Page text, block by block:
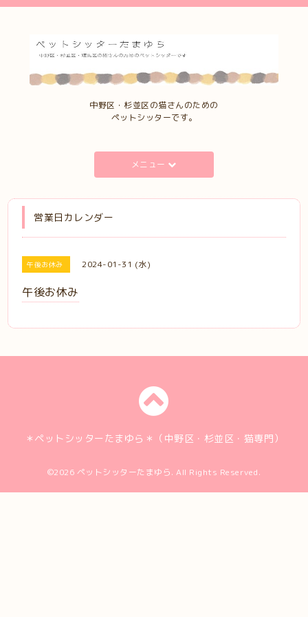
中野区・杉並区の猫さんのための
ペットシッターです。
メニュー
営業日カレンダー
午後お休み 2024-01-31 (水)
午後お休み
＊ペットシッターたまゆら＊（中野区・杉並区・猫専門）
©2026 ペットシッターたまゆら. All Rights Reserved.